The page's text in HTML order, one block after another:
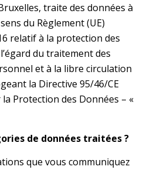
traite des données à
du Règlement (UE)
relatif à la protection des
du traitement des
et à la libre circulation
la Directive 95/46/CE
Protection des Données – «
de données traitées ?
que vous communiquez